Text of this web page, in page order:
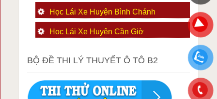
Học Lái Xe Huyện Bình Chánh
Học Lái Xe Huyện Cần Giờ
BỘ ĐỀ THI LÝ THUYẾT Ô TÔ B2